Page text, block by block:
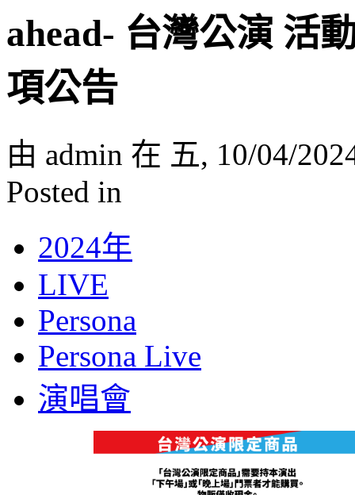
ahead- 台灣公演 活
項公告
由 admin 在 五, 10/04/
Posted in
2024年
LIVE
Persona
Persona Live
演唱會